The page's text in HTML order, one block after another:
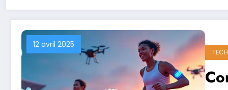
12 avril 2025